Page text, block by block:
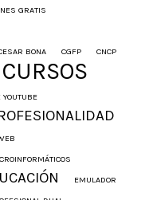
GRATIS
BONA CGFP CNCP
CURSOS
EMULADOR